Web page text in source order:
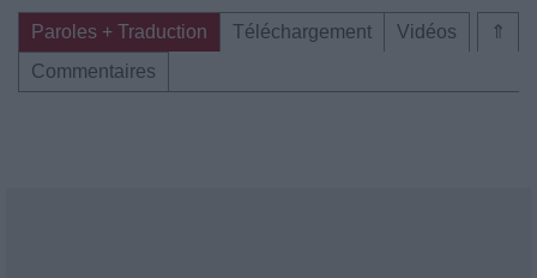
⇑
Paroles + Traduction Téléchargement
Vidéos
Commentaires